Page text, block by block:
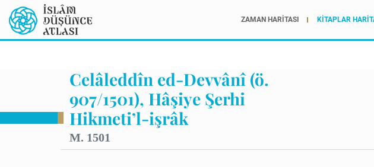
ZAMAN HARİTASI KİTAPLAR
Celâleddîn ed-Devvânî (ö.
907/1501), Hâşiye Şerhi
Hikmeti’l-işrâk
M. 1501